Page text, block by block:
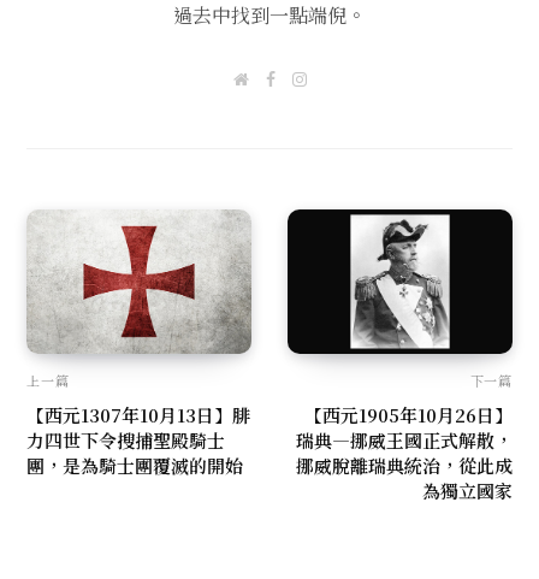
過去中找到一點端倪。
W
F
I
m
上一篇
【西元1307年10月13日】腓
力四世下令搜捕聖殿騎士
團，是為騎士團覆滅的開始
下一篇
【西元1905年10月26日】
瑞典—挪威王國正式解散，
挪威脫離瑞典統治，從此成
為獨立國家